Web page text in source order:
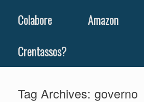
Colabore
Amazon
Crentassos?
Tag Archives: governo